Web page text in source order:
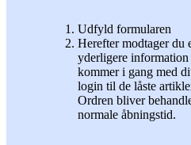
Udfyld formularen
Herefter modtager du
yderligere
kommer i gang med
login til de låste
Ordren bliver
normale åbningstid.